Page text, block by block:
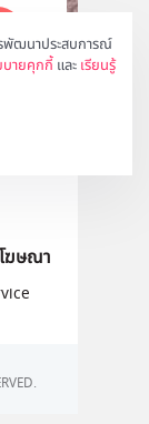
พัฒนาประสบการณ์
บายคุกกี้ และ เรียนรู้
ฆษณา